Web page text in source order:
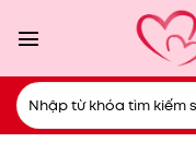
qua
dung
Tìm
kiếm: